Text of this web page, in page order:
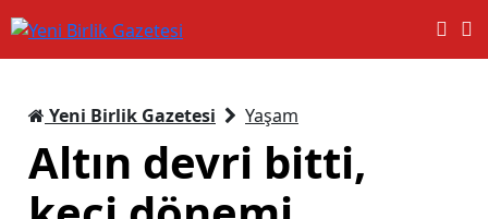
Yeni Birlik Gazetesi Yaşam
Altın devri bitti,